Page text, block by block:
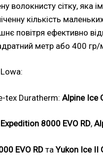
сітку, яка
кількість
повітря ефективно
метр або 400 гр/
tex Duratherm: Alpine Ice
Expedition 8000 EVO RD,
EVO RD таYukon Ice II